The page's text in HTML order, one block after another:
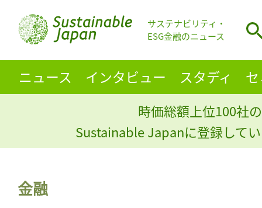
サステナビリティ・
ESG金融のニュース
ニュース インタビュー スタディ
時価総額上位100社
Sustainable Japanに登録して
金融